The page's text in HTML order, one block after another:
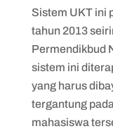
Sistem UKT ini
tahun 2013
Permendikbud
sistem ini
yang harus
tergantung
mahasiswa